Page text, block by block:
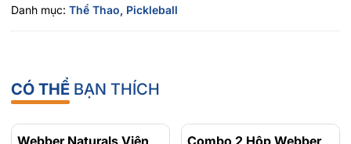
Danh mục: Thể Thao, Pickleball
CÓ THỂ BẠN THÍCH
- 15%
Webber Naturals Viên
- 23%
Combo 2 Hộp Webber